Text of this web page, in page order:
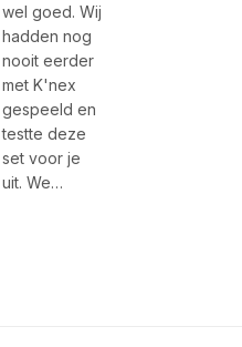
wel goed. Wij
hadden nog
nooit eerder
met K'nex
gespeeld en
testte deze
set voor je
uit. We…